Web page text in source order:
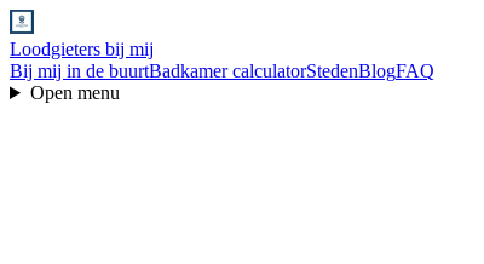
Loodgieters bij mij
Bij mij in de buurtBadkamer calculatorStedenBlogFAQ
Open menu